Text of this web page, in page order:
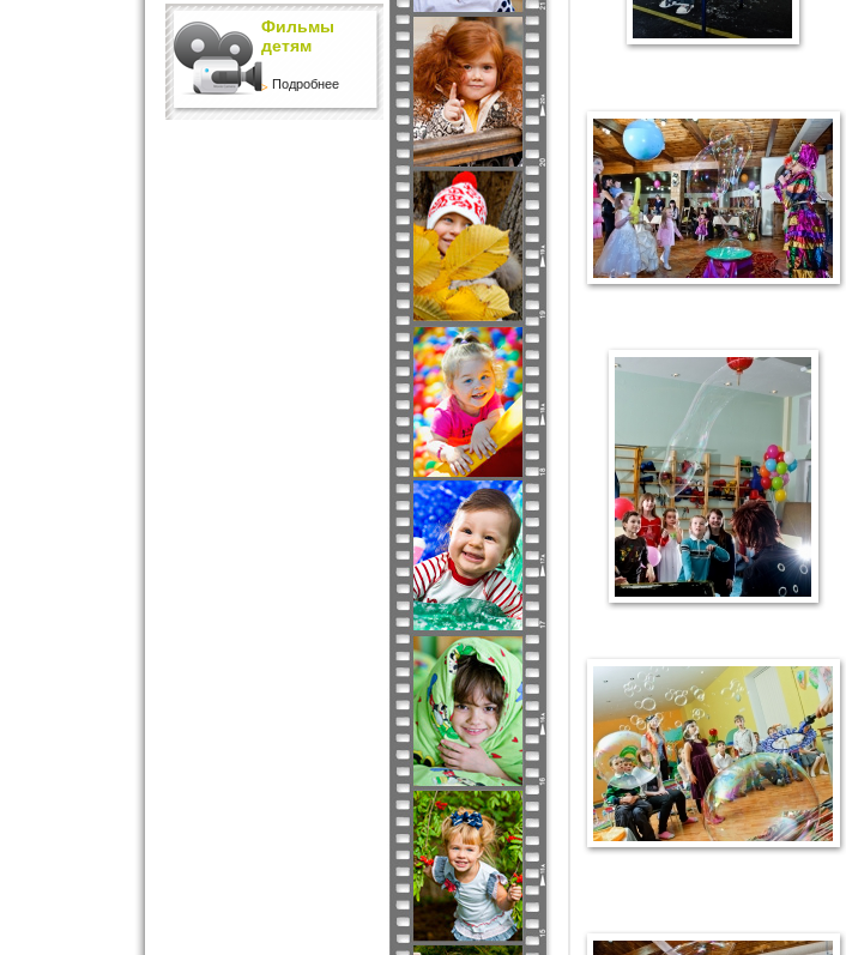
Фильмы
детям
Подробнее